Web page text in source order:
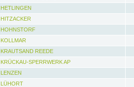
HETLINGEN
HITZACKER
HOHNSTORF
KOLLMAR
KRAUTSAND REEDE
KRÜCKAU-SPERRWERK AP
LENZEN
LÜHORT